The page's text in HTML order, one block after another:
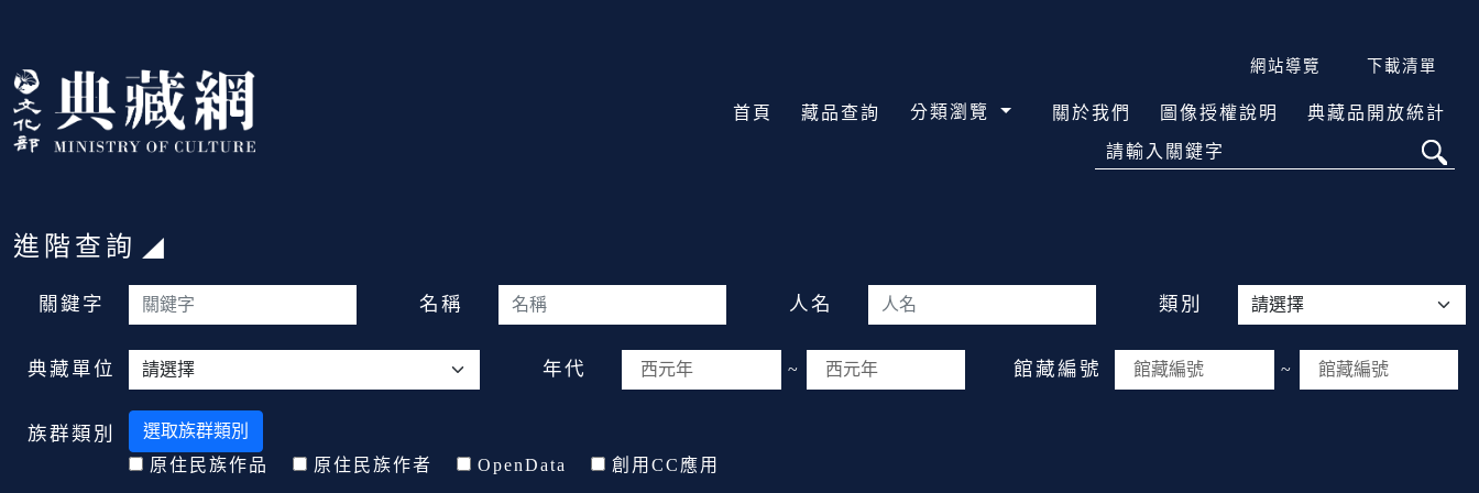
:::
網站導覽 下載清單
首頁 藏品查詢 分類瀏覽 關於我們 圖像授權說明 典藏品開放統計
請輸入關鍵字
:::
進階查詢
關鍵字 名稱 人名 類別
典藏單位 年代 ~ 館藏編號 ~
族群類別
選取族群類別
原住民族作品
原住民族作者 OpenData 創用CC應用